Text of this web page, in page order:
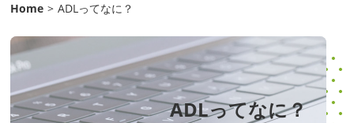
Home > ADLってなに？
ADLってなに？